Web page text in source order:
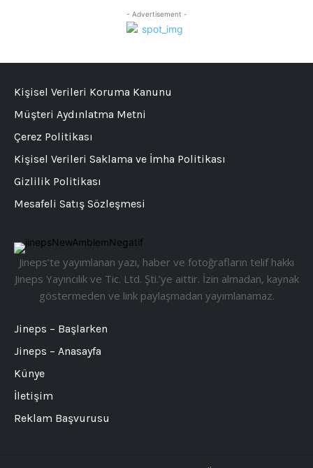
- Advertisement -
Jineps’te yayımlanan yazı, haber ve fotoğrafların telif hakkı
Jineps Yayıncılık ve Tic. Ltd. Şti.’ye aittir. İzin almadan, kaynak
göstermeden ve link paylaşmadan yayımlanamaz.
Jineps – Başlarken
Jineps – Anasayfa
Künye
İletişim
Reklam Başvurusu
Kişisel Verileri Koruma Kanunu
Müşteri Aydınlatma Metni
Çerez Politikası
Kişisel Verileri Saklama ve İmha Politikası
Gizlilik Politikası
Mesafeli Satış Sözleşmesi